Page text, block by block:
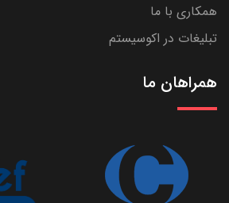
همکاری با ما
تبلیغات در اکوسیستم
همراهان ما